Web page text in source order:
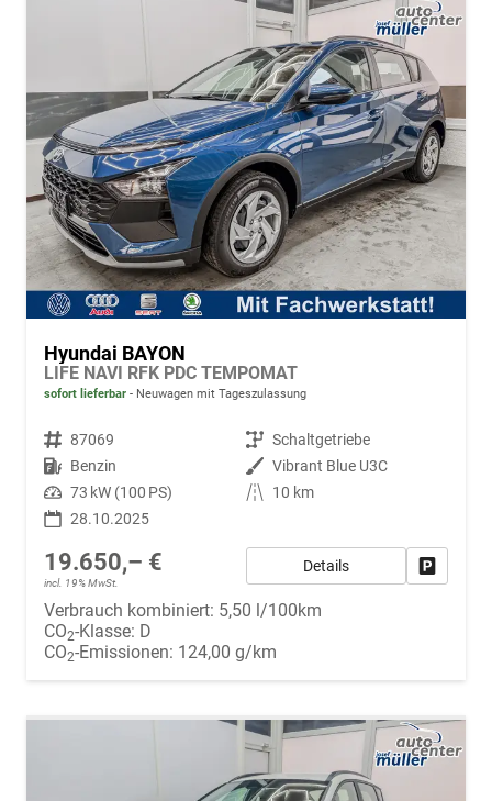
Hyundai BAYON
LIFE NAVI RFK PDC TEMPOMAT
sofort lieferbar Neuwagen mit Tageszulassung
Fahrzeugnr. 87069 Getriebe Schaltgetriebe
Kraftstoff Benzin Außenfarbe Vibrant Blue U3C
Leistung 73 kW (100 PS) Kilometerstand
10 km
28.10.2025
19.650,– €
incl. 19% MwSt.
Details
Verbrauch kombiniert: 5,50 l/100km
CO2-Klasse: D
CO2-Emissionen: 124,00 g/km